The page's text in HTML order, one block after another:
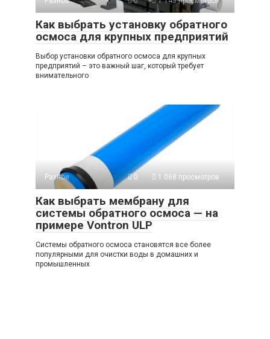
Как выбрать установку обратного
осмоса для крупных предприятий
Выбор установки обратного осмоса для крупных
предприятий – это важный шаг, который требует
внимательного
Разное 0 1 068 просмотров
Как выбрать мембрану для
системы обратного осмоса — на
примере Vontron ULP
Системы обратного осмоса становятся все более
популярными для очистки воды в домашних и
промышленных